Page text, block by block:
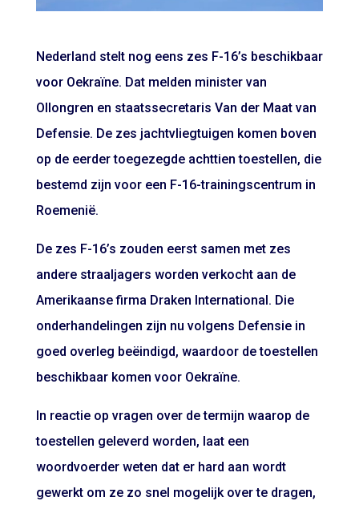
Nederland stelt nog eens zes F-16’s beschikbaar
voor Oekraïne. Dat melden minister van
Ollongren en staatssecretaris Van der Maat van
Defensie. De zes jachtvliegtuigen komen boven
op de eerder toegezegde achttien toestellen, die
bestemd zijn voor een F-16-trainingscentrum in
Roemenië.
De zes F-16’s zouden eerst samen met zes
andere straaljagers worden verkocht aan de
Amerikaanse firma Draken International. Die
onderhandelingen zijn nu volgens Defensie in
goed overleg beëindigd, waardoor de toestellen
beschikbaar komen voor Oekraïne.
In reactie op vragen over de termijn waarop de
toestellen geleverd worden, laat een
woordvoerder weten dat er hard aan wordt
gewerkt om ze zo snel mogelijk over te dragen,